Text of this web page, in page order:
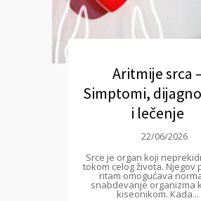
Aritmije srca
Simptomi,
i lečenje
22/06/2026
Srce je organ koji
tokom celog života. Njegov
ritam omogućava
snabdevanje organizma
kiseonikom. Kada...